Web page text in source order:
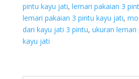
pintu kayu jati, lemari pakaian 3
lemari pakaian 3 pintu kayu jati,
dari kayu jati 3 pintu, ukuran lemari
kayu jati